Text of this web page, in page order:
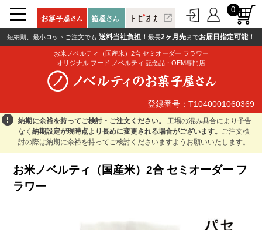
お米ノベルティ（国産米）2合 セミオーダー フラワー
オリジナル フード ノベルティ 記念品・OEM専門店
open_in_new
短納期、最小ロットご注文でも 送料当社負担！ 最長2ヶ月先までお届日指定可能！
0
登録番号：T1040001060369
error 納期に余裕を持ってご検討・ご注文ください。
工場の混み具合により予告
なく納期設定が現時点より長めに変更される場合がございます。
ご注文検
討の際は納期に余裕を持ってご検討くださいますようお願いいたします。
登録番号：T1040001060369
お米ノベルティ（国産米）2合 セミオーダー フ
ラワー